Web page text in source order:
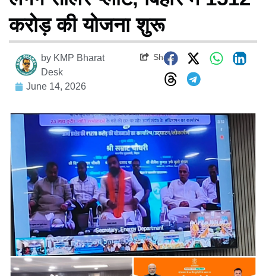
करोड़ की योजना शुरू
by KMP Bharat
Desk
June 14, 2026
Share